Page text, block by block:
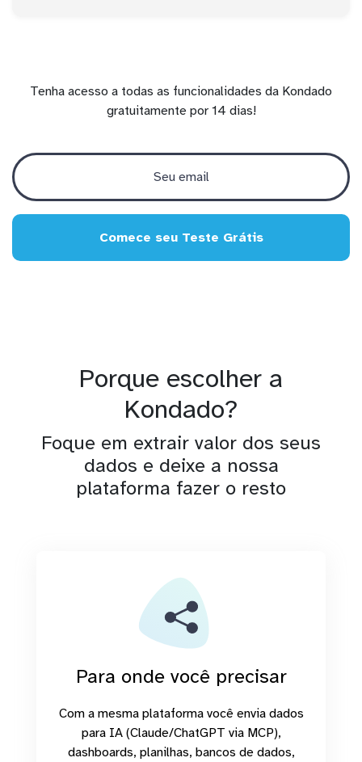
Tenha acesso a todas as funcionalidades da Kondado
gratuitamente por 14 dias!
Comece seu Teste Grátis
Porque escolher a
Kondado?
Foque em extrair valor dos seus
dados e deixe a nossa
plataforma fazer o resto
Para onde você precisar
Com a mesma plataforma você envia dados
para IA (Claude/ChatGPT via MCP),
dashboards, planilhas, bancos de dados,